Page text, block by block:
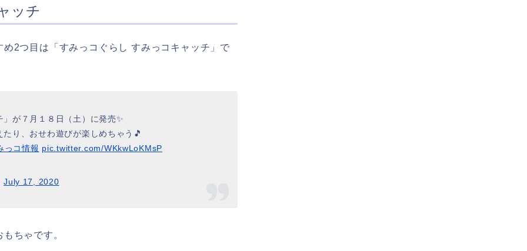
ッチ
2つ目は「すみっコぐらし すみっコキャッチ」で
が７月１８日（土）に発売✨
り、おせわ遊びが楽しめちゃう🎵
っコ情報 pic.twitter.com/WKkwLoKMsP
July 17, 2020
ちゃです。